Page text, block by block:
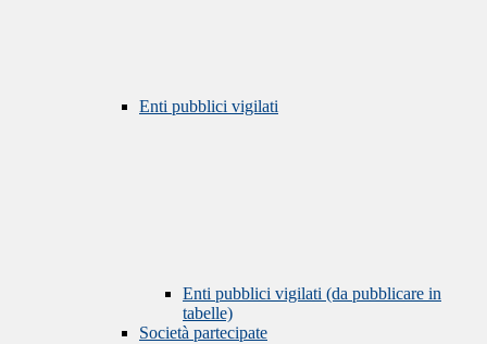
Enti pubblici vigilati
Enti pubblici vigilati (da pubblicare in
tabelle)
Società partecipate